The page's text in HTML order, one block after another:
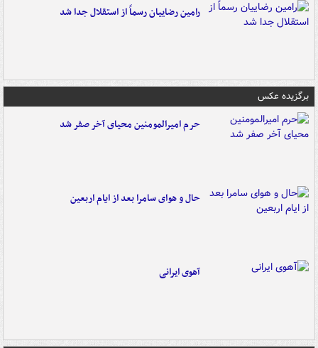
رامین رضاییان رسماً از استقلال جدا شد
برگزیده عکس
حرم امیرالمومنین محیای آخر صفر شد
حال و هوای سامرا بعد از ایام اربعین
آهوی ایرانی